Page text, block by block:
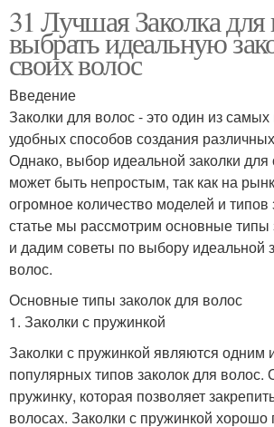
31 Лучшая Заколка для
выбрать идеальную
своих волос
Введение
Заколки для волос - это один из
удобных способов создания
Однако, выбор идеальной заколки для
может быть непростым, так как на
огромное количество моделей и типов
статье мы рассмотрим основные типы
и дадим советы по выбору идеальной
волос.
Основные типы заколок для волос
1. Заколки с пружинкой
Заколки с пружинкой являются одним
популярных типов заколок для
пружинку, которая позволяет
волосах. Заколки с пружинкой хорошо